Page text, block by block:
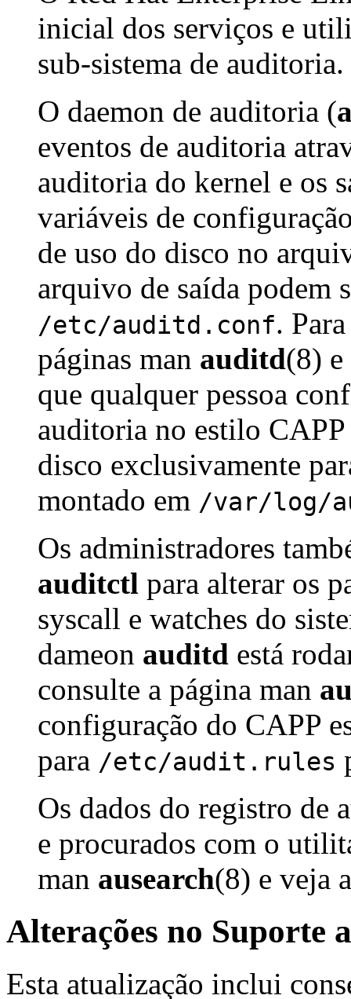
inicial dos serviços e
sub-sistema de auditoria.
O daemon de auditoria (
eventos de auditoria
auditoria do kernel e os
variáveis de
de uso do disco no
arquivo de saída podem
/etc/auditd.conf.
páginas man auditd(8) e
que qualquer pessoa
auditoria no estilo
disco exclusivamente
montado em /var/log/
Os administradores
auditctl para alterar os
syscall e watches do
dameon auditd está
consulte a página man
configuração do CAPP
para /etc/audit.rules
Os dados do registro de
e procurados com o
man ausearch(8) e veja
Alterações no Suporte
Esta atualização inclui